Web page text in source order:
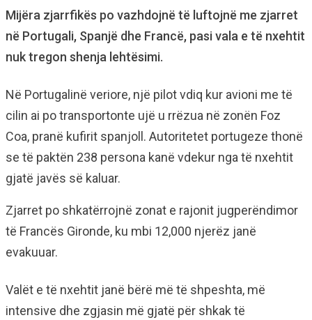
Mijëra zjarrfikës po vazhdojnë të luftojnë me zjarret
në Portugali, Spanjë dhe Francë, pasi vala e të nxehtit
nuk tregon shenja lehtësimi.
Në Portugalinë veriore, një pilot vdiq kur avioni me të
cilin ai po transportonte ujë u rrëzua në zonën Foz
Coa, pranë kufirit spanjoll. Autoritetet portugeze thonë
se të paktën 238 persona kanë vdekur nga të nxehtit
gjatë javës së kaluar.
Zjarret po shkatërrojnë zonat e rajonit jugperëndimor
të Francës Gironde, ku mbi 12,000 njerëz janë
evakuuar.
Valët e të nxehtit janë bërë më të shpeshta, më
intensive dhe zgjasin më gjatë për shkak të